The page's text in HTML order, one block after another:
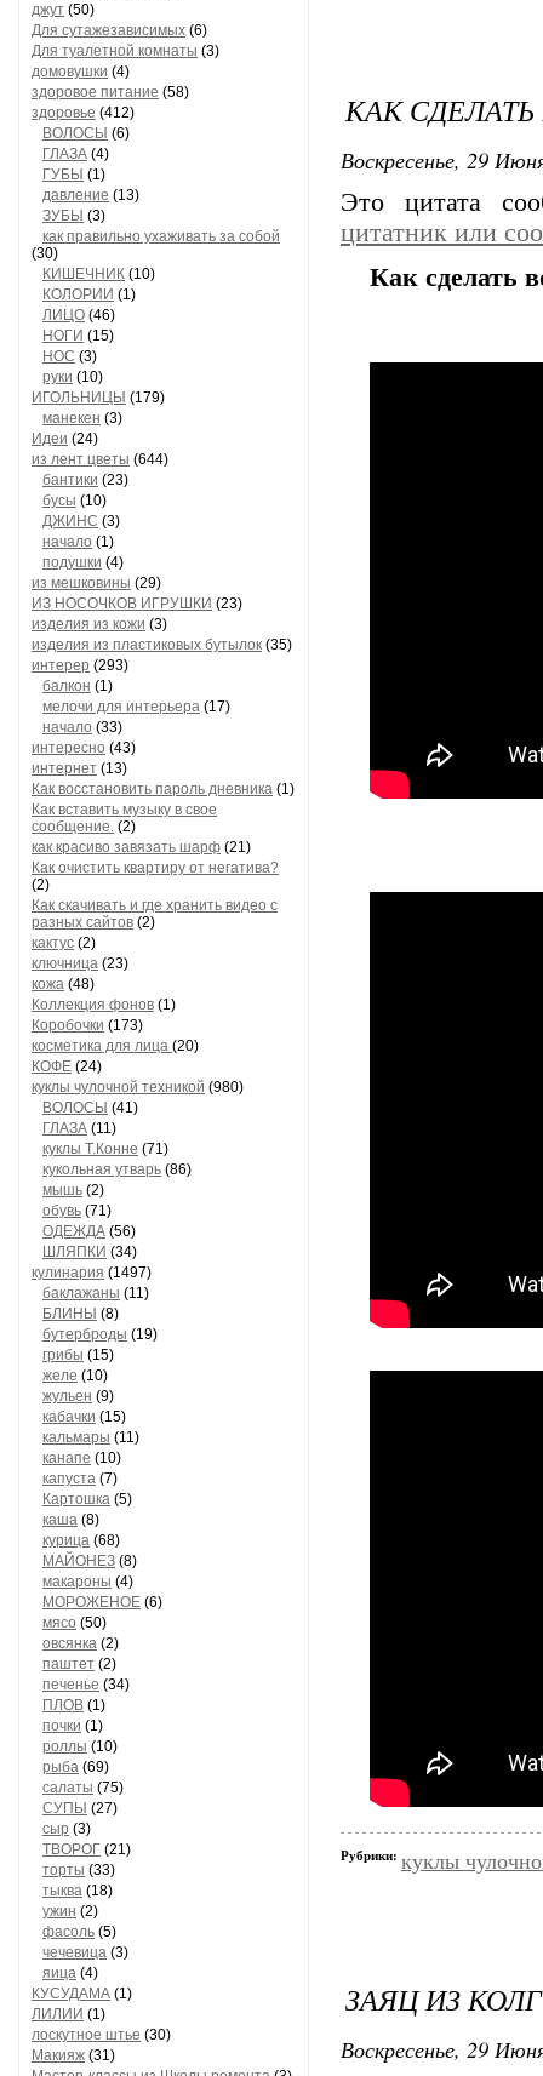
джут (50)
Для сутажезависимых (6)
Для туалетной комнаты (3)
домовушки (4)
здоровое питание (58)
здоровье (412)
ВОЛОСЫ (6)
ГЛАЗА (4)
ГУБЫ (1)
давление (13)
ЗУБЫ (3)
как правильно ухаживать за собой
(30)
КИШЕЧНИК (10)
КОЛОРИИ (1)
ЛИЦО (46)
НОГИ (15)
НОС (3)
руки (10)
ИГОЛЬНИЦЫ (179)
манекен (3)
Идеи (24)
из лент цветы (644)
бантики (23)
бусы (10)
ДЖИНС (3)
начало (1)
подушки (4)
из мешковины (29)
ИЗ НОСОЧКОВ ИГРУШКИ (23)
изделия из кожи (3)
изделия из пластиковых бутылок (35)
интерер (293)
балкон (1)
мелочи для интерьера (17)
начало (33)
интересно (43)
интернет (13)
Как восстановить пароль дневника (1)
Как вставить музыку в свое
сообщение. (2)
как красиво завязать шарф (21)
Как очистить квартиру от негатива?
(2)
Как скачивать и где хранить видео с
разных сайтов (2)
кактус (2)
ключница (23)
кожа (48)
Коллекция фонов (1)
Коробочки (173)
косметика для лица (20)
КОФЕ (24)
куклы чулочной техникой (980)
ВОЛОСЫ (41)
ГЛАЗА (11)
куклы Т.Конне (71)
кукольная утварь (86)
мышь (2)
обувь (71)
ОДЕЖДА (56)
ШЛЯПКИ (34)
кулинария (1497)
баклажаны (11)
БЛИНЫ (8)
бутерброды (19)
грибы (15)
желе (10)
жульен (9)
кабачки (15)
кальмары (11)
канапе (10)
капуста (7)
Картошка (5)
каша (8)
курица (68)
МАЙОНЕЗ (8)
макароны (4)
МОРОЖЕНОЕ (6)
мясо (50)
овсянка (2)
паштет (2)
печенье (34)
ПЛОВ (1)
почки (1)
роллы (10)
рыба (69)
салаты (75)
СУПЫ (27)
сыр (3)
ТВОРОГ (21)
торты (33)
тыква (18)
ужин (2)
фасоль (5)
чечевица (3)
яица (4)
КУСУДАМА (1)
ЛИЛИИ (1)
лоскутное штье (30)
Макияж (31)
КАК
Воскресенье, 29
Это цитата
цитатник или
Как сделать
Рубрики: куклы
ЗАЯЦ ИЗ
Воскресенье, 29